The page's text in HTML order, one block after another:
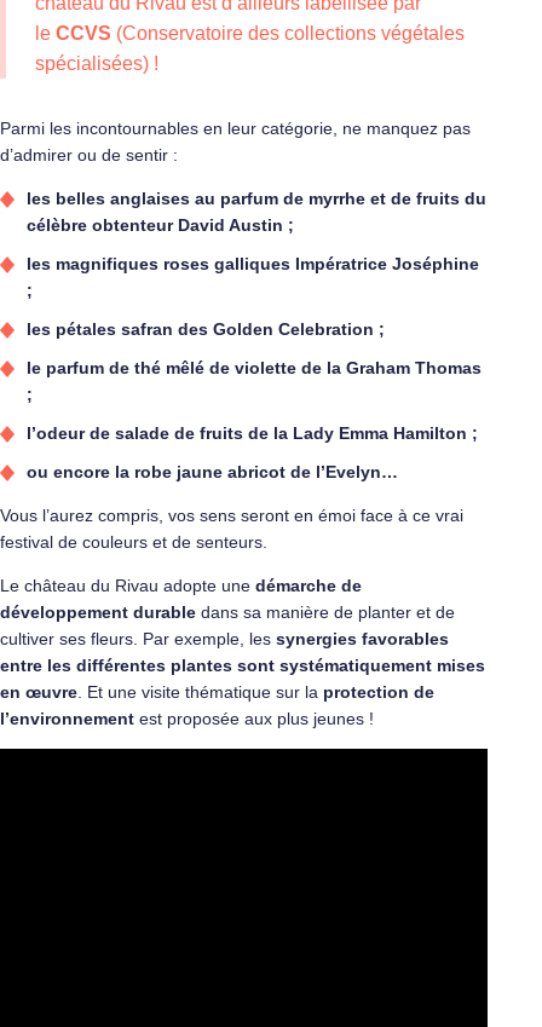
le CCVS (Conservatoire des collections végétales
spécialisées) !
Parmi les incontournables en leur catégorie, ne manquez pas
d’admirer ou de sentir :
les belles anglaises au parfum de myrrhe et de fruits du
célèbre obtenteur David Austin ;
les magnifiques roses galliques Impératrice Joséphine
;
les pétales safran des Golden Celebration ;
le parfum de thé mêlé de violette de la Graham Thomas
;
l’odeur de salade de fruits de la Lady Emma Hamilton ;
ou encore la robe jaune abricot de l’Evelyn…
Vous l’aurez compris, vos sens seront en émoi face à ce vrai
festival de couleurs et de senteurs.
Le château du Rivau adopte une démarche de
développement durable dans sa manière de planter et de
cultiver ses fleurs. Par exemple, les synergies favorables
entre les différentes plantes sont systématiquement mises
en œuvre . Et une visite thématique sur la protection de
l’environnement est proposée aux plus jeunes !